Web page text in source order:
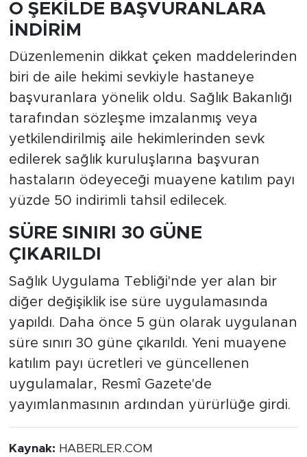
O ŞEKİLDE BAŞVURANLARA
İNDİRİM
Düzenlemenin dikkat çeken maddelerinden
biri de aile hekimi sevkiyle hastaneye
başvuranlara yönelik oldu. Sağlık Bakanlığı
tarafından sözleşme imzalanmış veya
yetkilendirilmiş aile hekimlerinden sevk
edilerek sağlık kuruluşlarına başvuran
hastaların ödeyeceği muayene katılım payı
yüzde 50 indirimli tahsil edilecek.
SÜRE SINIRI 30 GÜNE
ÇIKARILDI
Sağlık Uygulama Tebliği'nde yer alan bir
diğer değişiklik ise süre uygulamasında
yapıldı. Daha önce 5 gün olarak uygulanan
süre sınırı 30 güne çıkarıldı. Yeni muayene
katılım payı ücretleri ve güncellenen
uygulamalar, Resmî Gazete'de
yayımlanmasının ardından yürürlüğe girdi.
Kaynak: HABERLER.COM